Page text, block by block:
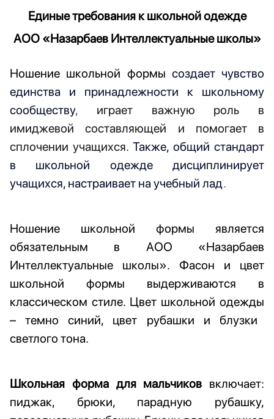
Единые требования к школьной одежде
АОО «Назарбаев Интеллектуальные школы»
Ношение школьной формы создаетчувство
единства
и принадлежности к школьному
сообществу,
играет важную роль в
имиджевой составляющей и помогает в
сплочении учащихся. Также, общий стандарт
в школьной одежде дисциплинирует
учащихся, настраивает на учебный лад.
Ношение школьной формы является
обязательным в АОО «Назарбаев
Интеллектуальные школы». Фасон и цвет
школьной формы выдерживаются в
классическом стиле. Цвет школьной одежды
– темно синий, цвет рубашки и блузки
светлого тона.
Школьная форма для мальчиков включает:
пиджак, брюки, парадную рубашку,